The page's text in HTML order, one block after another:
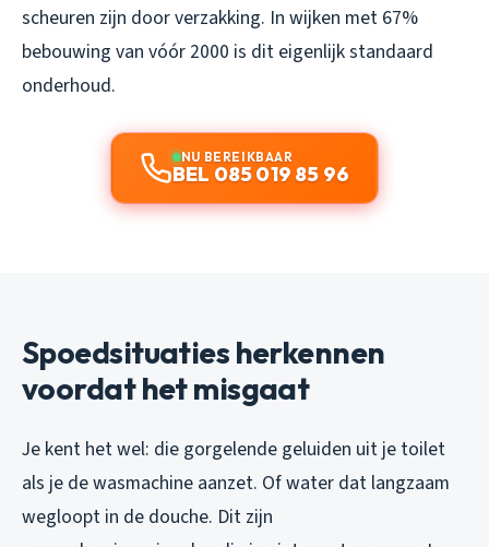
scheuren zijn door verzakking. In wijken met 67%
bebouwing van vóór 2000 is dit eigenlijk standaard
onderhoud.
NU BEREIKBAAR
BEL 085 019 85 96
Spoedsituaties herkennen
voordat het misgaat
Je kent het wel: die gorgelende geluiden uit je toilet
als je de wasmachine aanzet. Of water dat langzaam
wegloopt in de douche. Dit zijn